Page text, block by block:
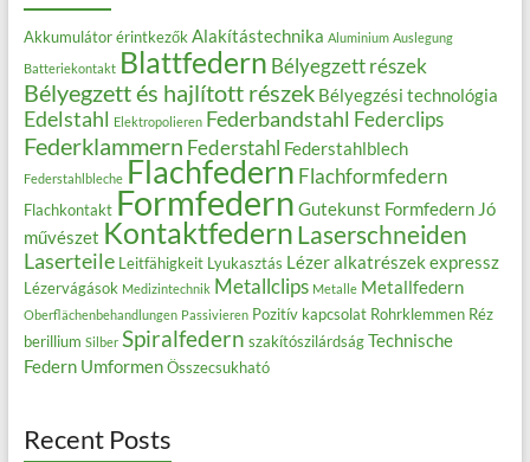
Akkumulátor érintkezők Alakítástechnika Aluminium Auslegung
Batteriekontakt Blattfedern Bélyegzett részek
Bélyegzett és hajlított részek Bélyegzési technológia
Edelstahl Elektropolieren Federbandstahl Federclips
Federklammern Federstahl Federstahlblech
Federstahlbleche Flachfedern Flachformfedern
Flachkontakt Formfedern Gutekunst Formfedern Jó
művészet KontaktfedernLaserschneiden
Laserteile Leitfähigkeit Lyukasztás Lézer alkatrészek expressz
Lézervágások Medizintechnik Metallclips Metalle Metallfedern
Oberflächenbehandlungen Passivieren Pozitív kapcsolat Rohrklemmen Réz
berillium Silber Spiralfedern szakítószilárdság Technische
Federn Umformen Összecsukható
Recent Posts